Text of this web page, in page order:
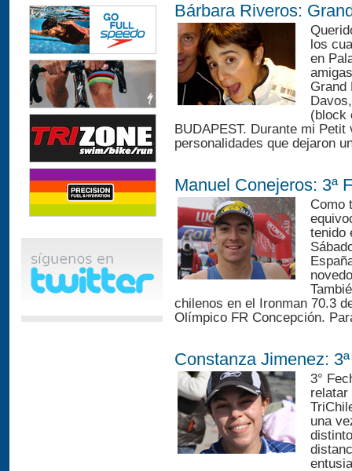
Bárbara Riveros:
los
en
Grand
(block
BUDAPEST. Durante mi
personalidades que dejaron
Manuel Conejeros: 3ª
Como
tenido
chilenos en el Ironman 70.3
Olímpico FR Concepción.
Constanza Jimenez:
3°
una